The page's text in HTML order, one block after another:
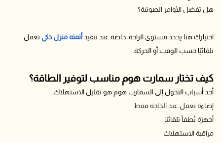
هل تفضل الأوامر الصوتية؟
اختيارك هنا يحدد مستوى الراحة، خاصة عند تنفيذأتمته منزل ذكي تعمل
تلقائيًا حسب الوقت أو الحركة.
كيف تختار سمارت هوم مناسب لتوفير الطاقة؟
أحد أسباب التحول إلى السمارت هوم هو تقليل الاستهلاك.
إضاءة تعمل عند الحاجة فقط
أجهزة تُطفأ تلقائيًا
مراقبة الاستهلاك